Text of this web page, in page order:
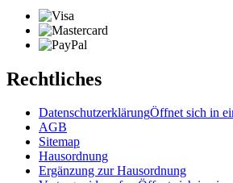
Rechtliches
DatenschutzerklärungÖffnet sich in
AGB
Sitemap
Hausordnung
Ergänzung zur Hausordnung